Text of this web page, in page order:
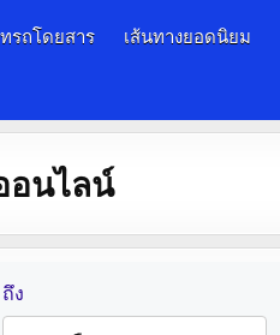
รถโดยสาร เส้นทางยอดนิยม
อนไลน์